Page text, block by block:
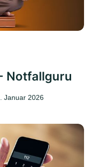
Notfallguru
Januar 2026